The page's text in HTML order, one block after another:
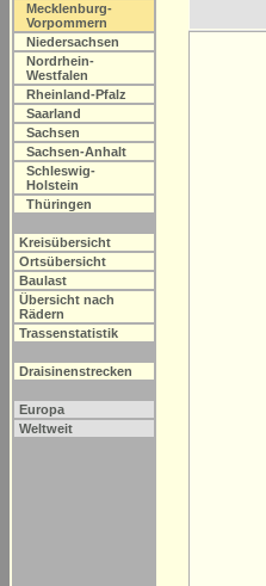
Mecklenburg-
Vorpommern
Niedersachsen
Nordrhein-
Westfalen
Rheinland-Pfalz
Saarland
Sachsen
Sachsen-Anhalt
Schleswig-
Holstein
Thüringen
Kreisübersicht
Ortsübersicht
Baulast
Übersicht nach
Rädern
Trassenstatistik
Draisinenstrecken
Europa
Weltweit